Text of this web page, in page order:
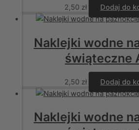
2,50 zł Dodaj do
Naklejki wodne
świąteczne
2,50 zł Dodaj do
Naklejki wodne